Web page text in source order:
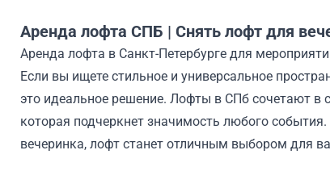
Аренда лофта СПБ | Снять лофт для
Аренда лофта в Санкт-Петербурге для
Если вы ищете стильное и универсальное
это идеальное решение. Лофты в СПб сочетают в
которая подчеркнет значимость любого
вечеринка, лофт станет отличным выбором для